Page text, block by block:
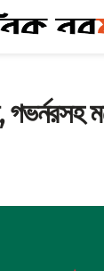
গভর্নরসহ